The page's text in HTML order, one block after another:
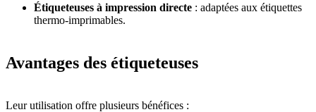
Étiqueteuses à impression directe : adaptées aux étiquettes
thermo-imprimables.
Avantages des étiqueteuses
Leur utilisation offre plusieurs bénéfices :